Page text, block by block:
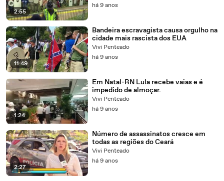
2:55
há 9 anos
11:49
Bandeira escravagista causa orgulho na
cidade mais rascista dos EUA
Vivi Penteado
há 9 anos
1:24
Em Natal-RN Lula recebe vaias e é
impedido de almoçar.
Vivi Penteado
há 9 anos
2:27
Número de assassinatos cresce em
todas as regiões do Ceará
Vivi Penteado
há 9 anos